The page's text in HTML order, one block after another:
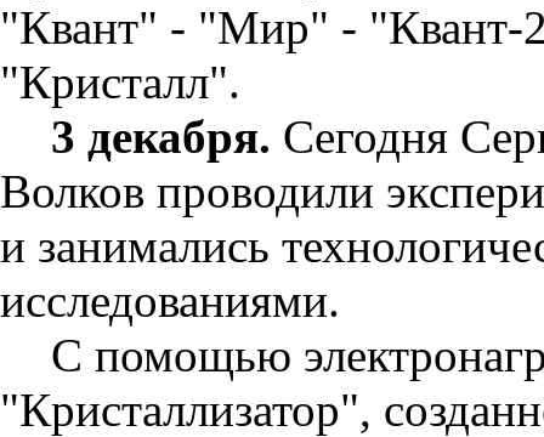
"Квант" - "Мир" - "Квант-
"Кристалл".
3 декабря. Сегодня
Волков проводили
и занимались
исследованиями.
С помощью
"Кристаллизатор",